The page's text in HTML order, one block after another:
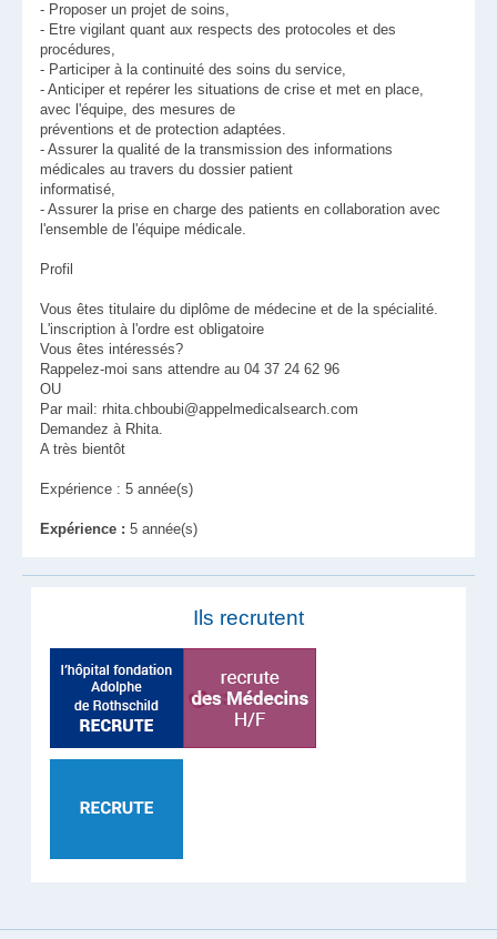
- Proposer un projet de soins,
- Etre vigilant quant aux respects des protocoles et des
procédures,
- Participer à la continuité des soins du service,
- Anticiper et repérer les situations de crise et met en place,
avec l'équipe, des mesures de
préventions et de protection adaptées.
- Assurer la qualité de la transmission des informations
médicales au travers du dossier patient
informatisé,
- Assurer la prise en charge des patients en collaboration avec
l'ensemble de l'équipe médicale.
Profil
Vous êtes titulaire du diplôme de médecine et de la spécialité.
L'inscription à l'ordre est obligatoire
Vous êtes intéressés?
Rappelez-moi sans attendre au 04 37 24 62 96
OU
Par mail: rhita.chboubi@appelmedicalsearch.com
Demandez à Rhita.
A très bientôt
Expérience : 5 année(s)
Expérience : 5 année(s)
Ils recrutent